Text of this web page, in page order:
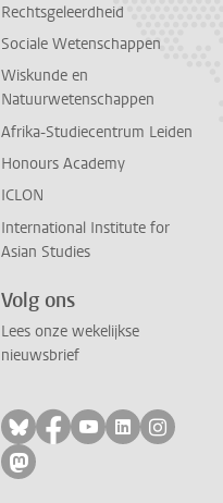
Rechtsgeleerdheid
Sociale Wetenschappen
Wiskunde en
Natuurwetenschappen
Afrika-Studiecentrum Leiden
Honours Academy
ICLON
International Institute for
Asian Studies
Volg ons
Lees onze wekelijkse
nieuwsbrief
Volg ons op bluesky
Volg ons op
Volg ons op
Volg ons
Volg
Volg ons op mastodon